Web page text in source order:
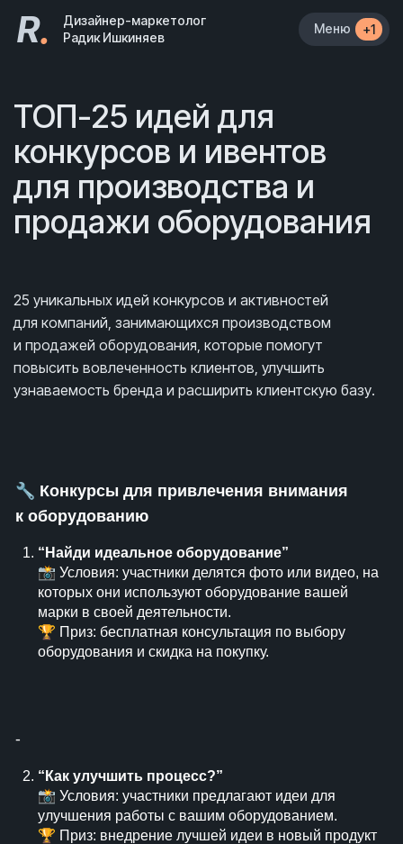
R.
Дизайнер-маркетолог
Радик Ишкиняев
Меню +1
ТОП-25 идей для
конкурсов и ивентов
для производства и
продажи оборудования
25 уникальных идей конкурсов и активностей
для компаний, занимающихся производством
и продажей оборудования, которые помогут
повысить вовлеченность клиентов, улучшить
узнаваемость бренда и расширить клиентскую базу.
🔧 Конкурсы для привлечения внимания
к оборудованию
“Найди идеальное оборудование”
📸 Условия: участники делятся фото или видео, на
которых они используют оборудование вашей
марки в своей деятельности.
🏆 Приз: бесплатная консультация по выбору
оборудования и скидка на покупку.
⁃
“Как улучшить процесс?”
📸 Условия: участники предлагают идеи для
улучшения работы с вашим оборудованием.
🏆 Приз: внедрение лучшей идеи в новый продукт